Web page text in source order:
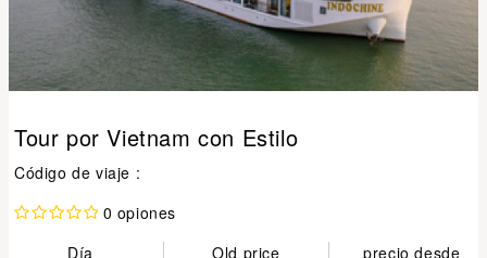
Tour por Vietnam con Estilo
Código de viaje :
0 opiones
Día
Old price
precio desde